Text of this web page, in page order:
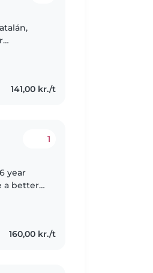
141,00 kr./t
1
year
a better
160,00 kr./t